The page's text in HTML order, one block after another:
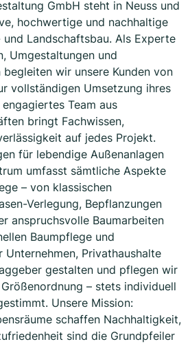
GmbH steht in Neuss und
hochwertige und nachhaltige
Landschaftsbau. Als Experte
Umgestaltungen und
wir unsere Kunden von
vollständigen Umsetzung ihres
Team aus
bringt Fachwissen,
auf jedes Projekt.
für lebendige Außenanlagen
umfasst sämtliche Aspekte
– von klassischen
Verlegung, Bepflanzungen
anspruchsvolle Baumarbeiten
Baumpflege und
Unternehmen, Privathaushalte
gestalten und pflegen wir
– stets individuell
Unsere Mission:
schaffen Nachhaltigkeit,
sind die Grundpfeiler